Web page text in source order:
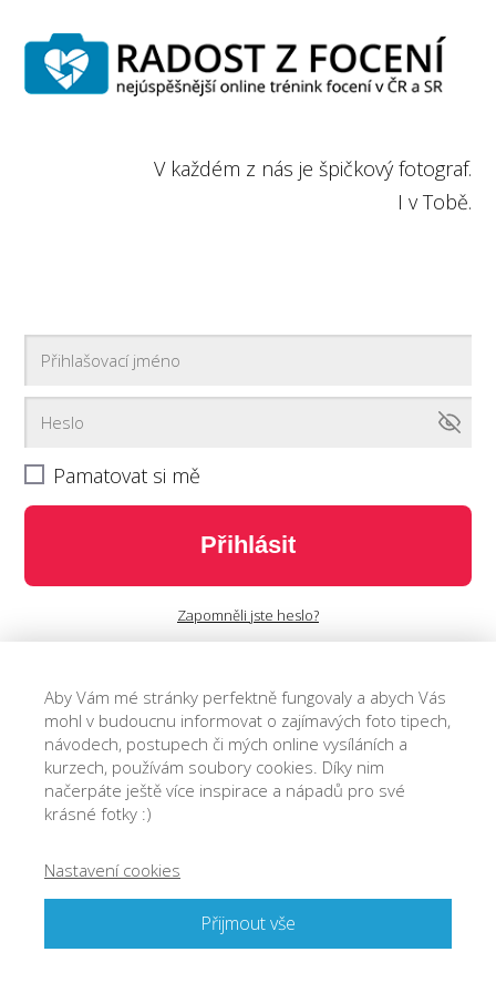
V každém z nás je špičkový fotograf.
I v Tobě.
Pamatovat si mě
Přihlásit
Zapomněli jste heslo?
© 2018 Josef Cvrček - O focení. Jednoduše.
Aby Vám mé stránky perfektně fungovaly a abych Vás
mohl v budoucnu informovat o zajímavých foto tipech,
návodech, postupech či mých online vysíláních a
kurzech, používám soubory cookies. Díky nim
načerpáte ještě více inspirace a nápadů pro své
krásné fotky :)
Nastavení cookies
Přijmout vše